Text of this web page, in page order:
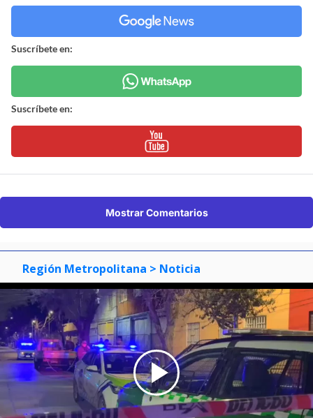
Suscríbete en:
Suscríbete en:
Mostrar Comentarios
Región Metropolitana > Noticia